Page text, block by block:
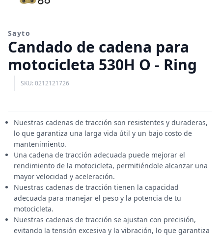
Sayto
Candado de cadena para
motocicleta 530H O - Ring
SKU: 0212121726
Nuestras cadenas de tracción son resistentes y duraderas,
lo que garantiza una larga vida útil y un bajo costo de
mantenimiento.
Una cadena de tracción adecuada puede mejorar el
rendimiento de la motocicleta, permitiéndole alcanzar una
mayor velocidad y aceleración.
Nuestras cadenas de tracción tienen la capacidad
adecuada para manejar el peso y la potencia de tu
motocicleta.
Nuestras cadenas de tracción se ajustan con precisión,
evitando la tensión excesiva y la vibración, lo que garantiza